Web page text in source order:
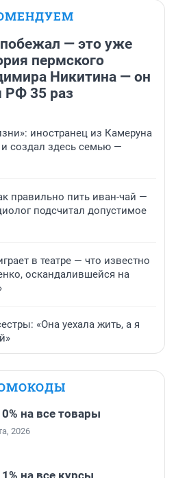
— это уже
пермского
Никитина — он
РФ 35 раз
иностранец из Камеруна
создал здесь семью —
правильно пить иван-чай —
подсчитал допустимое
в театре — что известно
оскандалившейся на
«Она уехала жить, а я
на все товары
2026